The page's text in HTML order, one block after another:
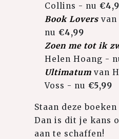
Collins - nu
Book Lovers
nu€4,99
Zoen me tot ik
Helen Hoang -
Ultimatum van
Voss - nu€5,99
Staan deze
Dan is dit je kans
aan te schaffen!